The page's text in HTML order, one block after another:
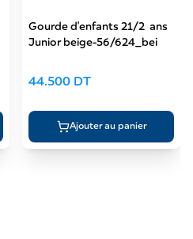
Tasse FirstCup bonjour
paris rose 250 ml bec
47.500 DT
Ajouter au panier